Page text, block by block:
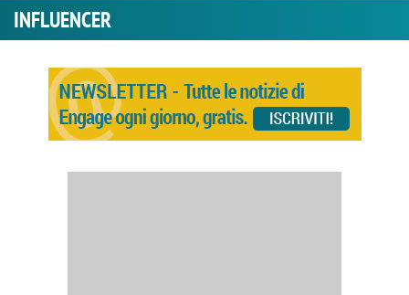
INFLUENCER